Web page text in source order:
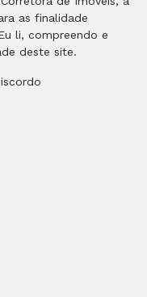
as finalidade
li, compreendo e
deste site.